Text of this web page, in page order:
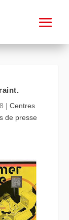
| Centres
de presse